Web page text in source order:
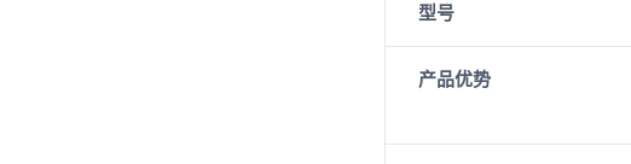
型号
产品优势